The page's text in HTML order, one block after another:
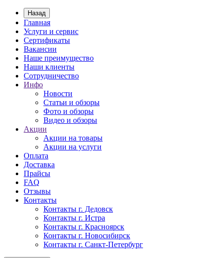
Назад
Главная
Услуги и сервис
Сертификаты
Вакансии
Наше преимущество
Наши клиенты
Сотрудничество
Инфо
Новости
Статьи и обзоры
Фото и обзоры
Видео и обзоры
Акции
Акции на товары
Акции на услуги
Оплата
Доставка
Прайсы
FAQ
Отзывы
Контакты
Контакты г. Дедовск
Контакты г. Истра
Контакты г. Красноярск
Контакты г. Новосибирск
Контакты г. Санкт-Петербург